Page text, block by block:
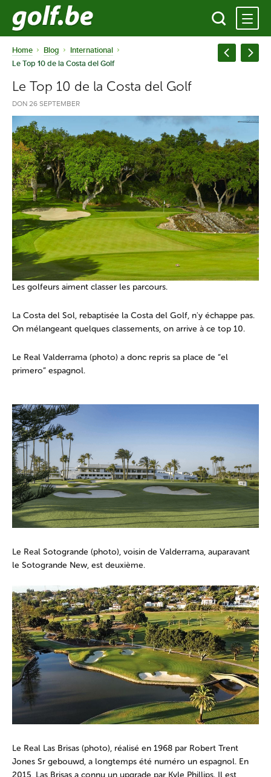
Home Blog
International
Le Top 10 de la Costa del Golf
Le Top 10 de la Costa del Golf
DON 26 SEPTEMBER
Les golfeurs aiment classer les parcours.
La Costa del Sol, rebaptisée la Costa del Golf, n'y échappe pas.
On mélangeant quelques classements, on arrive à ce top 10.
Le Real Valderrama (photo) a donc repris sa place de “el
primero” espagnol.
Le Real Sotogrande (photo), voisin de Valderrama, auparavant
le Sotogrande New, est deuxième.
Le Real Las Brisas (photo), réalisé en 1968 par Robert Trent
Jones Sr gebouwd, a longtemps été numéro un espagnol. En
2015, Las Brisas a connu un upgrade par Kyle Phillips. Il est